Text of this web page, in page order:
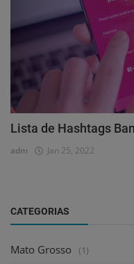
Lista de Hashtags
adm Jan 25, 2022
CATEGORIAS
Mato Grosso (1)